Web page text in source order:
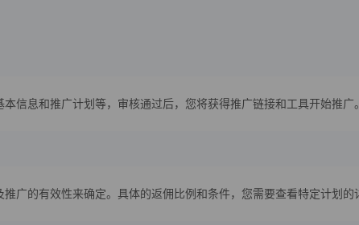
信息和推广计划等，审核通过后，您将获得推广链接和工具开始推广。
广的有效性来确定。具体的返佣比例和条件，您需要查看特定计划的